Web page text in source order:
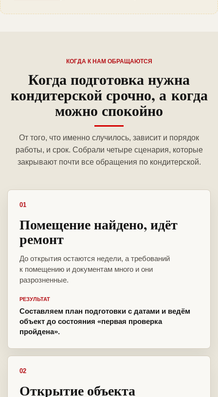
КОГДА К НАМ ОБРАЩАЮТСЯ
Когда подготовка нужна
кондитерской срочно, а когда
можно спокойно
От того, что именно случилось, зависит и порядок
работы, и срок. Собрали четыре сценария, которые
закрывают почти все обращения по кондитерской.
01
Помещение найдено, идёт
ремонт
До открытия остаются недели, а требований
к помещению и документам много и они
разрозненные.
РЕЗУЛЬТАТ
Составляем план подготовки с датами и ведём
объект до состояния «первая проверка
пройдена».
02
Открытие объекта